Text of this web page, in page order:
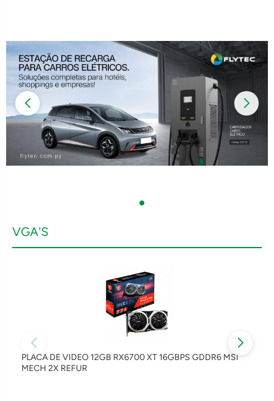
VGA'S
PLACA DE VIDEO 12GB RX6700 XT 16GBPS GDDR6 MSI
MECH 2X REFUR